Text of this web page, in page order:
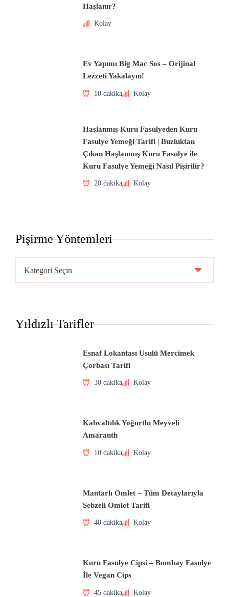
Haşlanır?
Kolay
Ev Yapımı Big Mac Sos – Orijinal
Lezzeti Yakalayın!
10 dakika Kolay
Haşlanmış Kuru Fasulyeden Kuru
Fasulye Yemeği Tarifi | Buzluktan
Çıkan Haşlanmış Kuru Fasulye ile
Kuru Fasulye Yemeği Nasıl Pişirilir?
20 dakika Kolay
Pişirme Yöntemleri
Yöntemleri
Yıldızlı Tarifler
Esnaf Lokantası Usulü Mercimek
Çorbası Tarifi
30 dakika Kolay
Kahvaltılık Yoğurtlu Meyveli
Amaranth
10 dakika Kolay
Mantarlı Omlet – Tüm Detaylarıyla
Sebzeli Omlet Tarifi
40 dakika Kolay
Kuru Fasulye Cipsi – Bombay Fasulye
İle Vegan Cips
45 dakika Kolay